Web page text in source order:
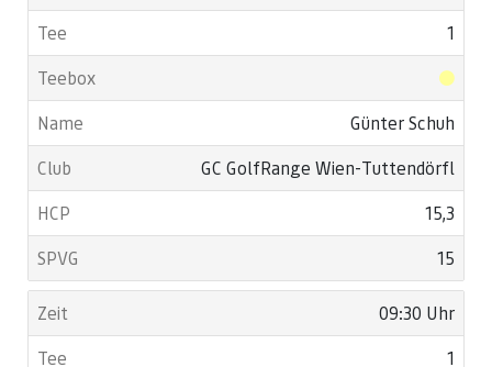
1
Günter Schuh
GC GolfRange Wien-Tuttendörfl
15,3
15
09:30 Uhr
1